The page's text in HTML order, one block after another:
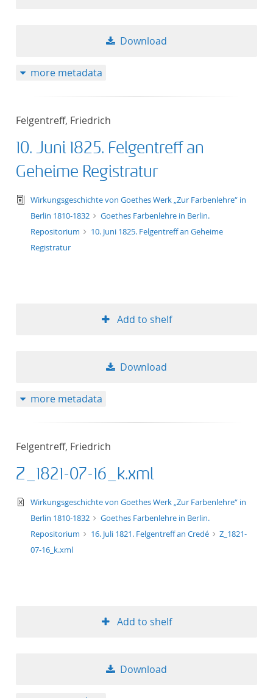
Download
more metadata
Felgentreff, Friedrich
10. Juni 1825. Felgentreff an
Geheime Registratur
text/tg.edition+tg.aggregation+xml
Wirkungsgeschichte von Goethes Werk „Zur Farbenlehre“ in
Berlin 1810-1832
Goethes Farbenlehre in Berlin.
Repositorium
10. Juni 1825. Felgentreff an Geheime
Registratur
Add to shelf
Download
more metadata
Felgentreff, Friedrich
Z_1821-07-16_k.xml
text/xml
Wirkungsgeschichte von Goethes Werk „Zur Farbenlehre“ in
Berlin 1810-1832
Goethes Farbenlehre in Berlin.
Repositorium
16. Juli 1821. Felgentreff an Credé
Z_1821-
07-16_k.xml
Add to shelf
Download